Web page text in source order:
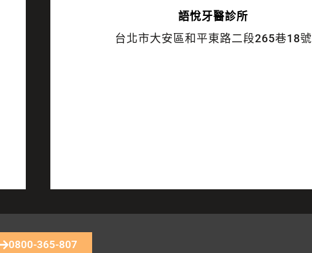
語悅牙醫診所
台北市大安區和平東路二段265巷18號
0800-365-807